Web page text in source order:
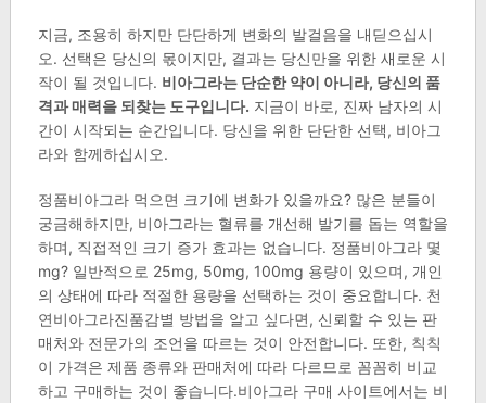
지금, 조용히 하지만 단단하게 변화의 발걸음을 내딛으십시
오. 선택은 당신의 몫이지만, 결과는 당신만을 위한 새로운 시
작이 될 것입니다. 비아그라는 단순한 약이 아니라, 당신의 품
격과 매력을 되찾는 도구입니다. 지금이 바로, 진짜 남자의 시
간이 시작되는 순간입니다. 당신을 위한 단단한 선택, 비아그
라와 함께하십시오.
정품비아그라 먹으면 크기에 변화가 있을까요? 많은 분들이
궁금해하지만, 비아그라는 혈류를 개선해 발기를 돕는 역할을
하며, 직접적인 크기 증가 효과는 없습니다. 정품비아그라 몇
mg? 일반적으로 25mg, 50mg, 100mg 용량이 있으며, 개인
의 상태에 따라 적절한 용량을 선택하는 것이 중요합니다. 천
연비아그라진품감별 방법을 알고 싶다면, 신뢰할 수 있는 판
매처와 전문가의 조언을 따르는 것이 안전합니다. 또한, 칙칙
이 가격은 제품 종류와 판매처에 따라 다르므로 꼼꼼히 비교
하고 구매하는 것이 좋습니다.비아그라 구매 사이트에서는 비